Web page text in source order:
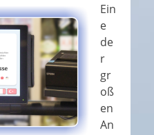
Ein
e
de
r
gr
oß
en
An